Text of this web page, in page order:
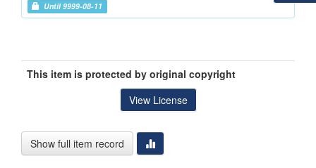
Until 9999-08-11
This item is protected by original copyright
View License
Show full item record